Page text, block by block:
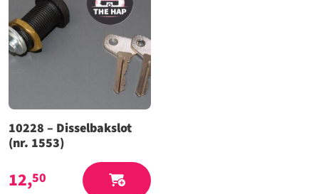
10228 – Disselbakslot
(nr. 1553)
12,50